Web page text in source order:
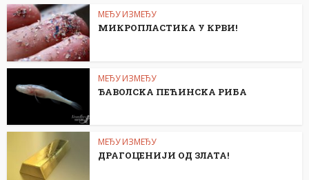
МЕЂУ ИЗМЕЂУ
МИКРОПЛАСТИКА У КРВИ!
МЕЂУ ИЗМЕЂУ
ЂАВОЛСKА ПЕЋИНСKА РИБА
МЕЂУ ИЗМЕЂУ
ДРАГОЦЕНИЈИ ОД ЗЛАТА!